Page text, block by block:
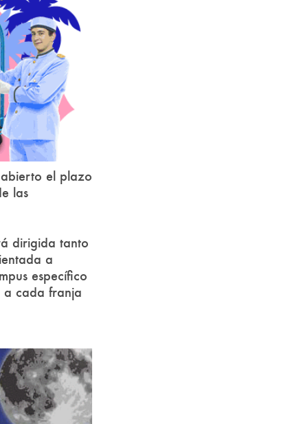
el plazo
las
dirigida tanto
a
específico
a cada franja